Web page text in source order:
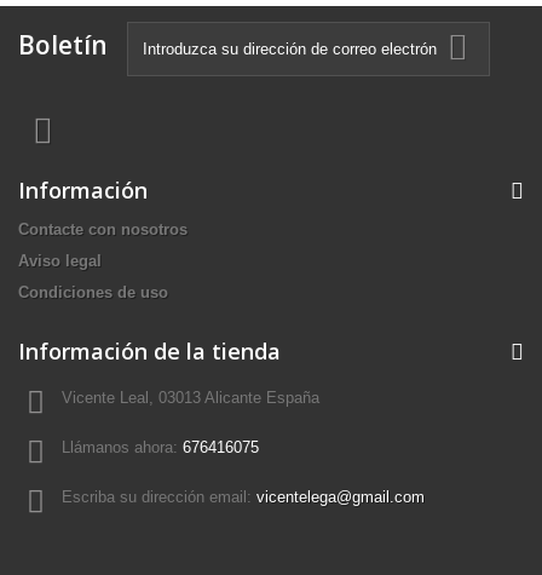
Boletín
Información
Contacte con nosotros
Aviso legal
Condiciones de uso
Información de la tienda
Vicente Leal, 03013 Alicante España
Llámanos ahora: 676416075
Escriba su dirección email: vicentelega@gmail.com